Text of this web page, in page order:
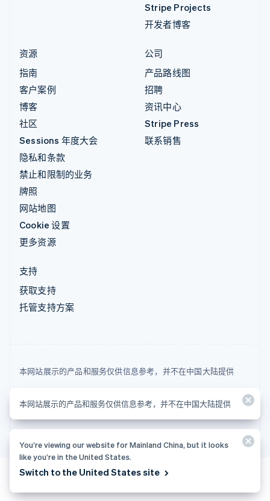
Stripe Projects
开发者博客
资源
指南
客户案例
博客
社区
Sessions 年度大会
隐私和条款
禁止和限制的业务
牌照
网站地图
Cookie 设置
更多资源
公司
产品路线图
招聘
资讯中心
Stripe Press
联系销售
支持
获取支持
托管支持方案
本网站展示的产品和服务仅供信息参考，并不在中国大陆提供
© 2026 Stripe, LLC
本网站展示的产品和服务仅供信息参考，并不在中国大陆提供
You’re viewing our website for Mainland China, but it looks
like you’re in the United States.
Switch to the United States site